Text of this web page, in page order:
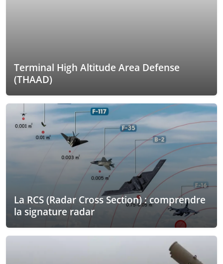
Terminal High Altitude Area Defense
(THAAD)
La RCS (Radar Cross Section) : comprendre
la signature radar